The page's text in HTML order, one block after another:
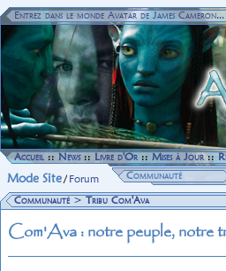
Entrez dans le monde Avatar de James Cameron...
Accueil::News::Livre d'Or::Mises à Jour::
Mode Site/ Forum Communauté
Communauté >Tribu Com'Ava
Com'Ava : notre peuple, notre